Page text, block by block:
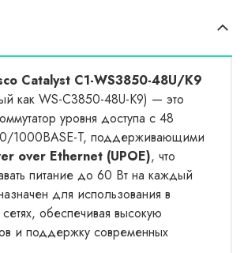
Catalyst C1-WS3850-48U/K9
как WS-C3850-48U-K9) — это
уровня доступа с 48
1000BASE-T, поддерживающими
over Ethernet (UPOE), что
питание до 60 Вт на каждый
для использования в
обеспечивая высокую
и поддержку современных